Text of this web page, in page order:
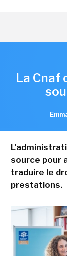
La Cnaf
source pour
traduire le
prestations.